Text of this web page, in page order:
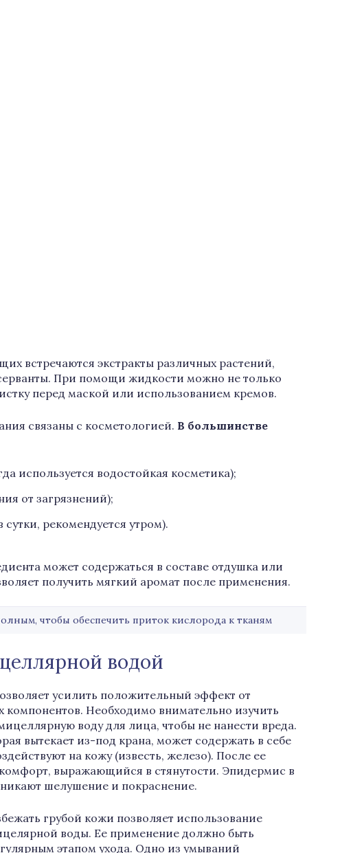
встречаются экстракты различных растений,
При помощи жидкости можно не только
перед маской или использованием кремов.
связаны с косметологией. В большинстве
используется водостойкая косметика);
от загрязнений);
сутки, рекомендуется утром).
может содержаться в составе отдушка или
получить мягкий аромат после применения.
чтобы обеспечить приток кислорода к тканям
водой
усилить положительный эффект от
компонентов. Необходимо внимательно изучить
воду для лица, чтобы не нанести вреда.
вытекает из-под крана, может содержать в себе
на кожу (известь, железо). После ее
выражающийся в стянутости. Эпидермис в
шелушение и покраснение.
грубой кожи позволяет использование
воды. Ее применение должно быть
этапом ухода. Одно из умываний